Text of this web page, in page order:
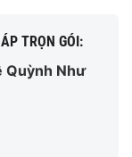
TRỌN GÓI:
Quỳnh Như